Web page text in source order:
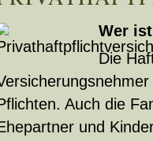
Wer
Die
Auch die
und